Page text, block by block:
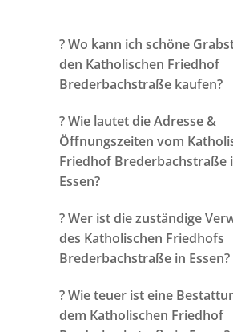
?️ Wo kann ich schöne
den Katholischen Friedhof
Brederbachstraße kaufen?
?️ Wie lautet die Adresse &
Öffnungszeiten vom
Friedhof Brederbachstraße
Essen?
?️ Wer ist die zuständige
des Katholischen Friedhofs
Brederbachstraße in Essen?
?️ Wie teuer ist eine
dem Katholischen Friedhof